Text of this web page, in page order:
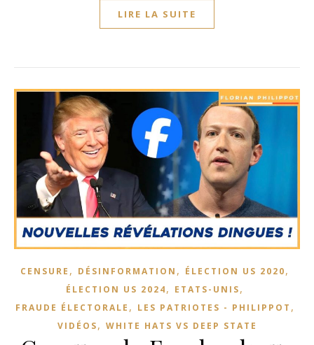
LIRE LA SUITE
CENSURE , DÉSINFORMATION , ÉLECTION US 2020,
ÉLECTION US 2024, ETATS-UNIS,
FRAUDE ÉLECTORALE , LES PATRIOTES - PHILIPPOT ,
VIDÉOS, WHITE HATS VS DEEP STATE